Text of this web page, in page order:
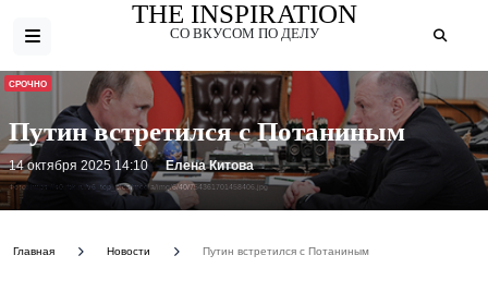
THE INSPIRATION
СО ВКУСОМ ПО ДЕЛУ
СРОЧНО
Фото: https://s0.rbk.ru/v6_top_pics/media/img/6/40/754361701458406.jpg
Путин встретился с Потаниным
14 октября 2025 14:10 Елена Китова
Главная Новости Путин встретился с Потаниным